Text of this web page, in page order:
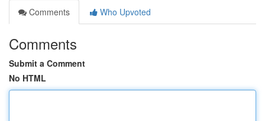
Comments
Who Upvoted
Comments
Submit a Comment
No HTML